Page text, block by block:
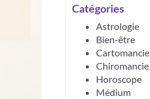
Catégories
Astrologie
Bien-être
Cartomancie
Chiromancie
Horoscope
Médium